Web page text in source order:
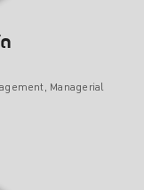
Managerial